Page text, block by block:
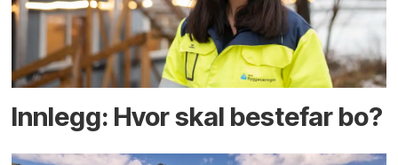
Innlegg: Hvor skal bestefar bo?